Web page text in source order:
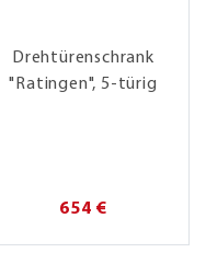
Drehtürenschrank
"Ratingen", 5-türig
654 €